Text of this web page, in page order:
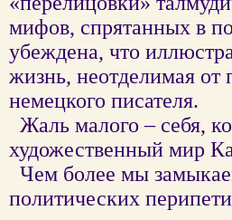
мифов, спрятанных в
убеждена, что
жизнь, неотделимая от
немецкого писателя.
Жаль малого – себя,
художественный мир
Чем более мы
политических